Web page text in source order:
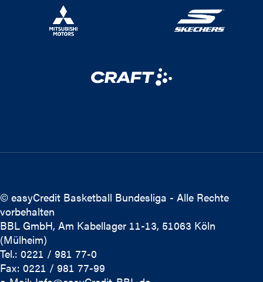
© easyCredit Basketball Bundesliga - Alle Rechte
vorbehalten
BBL GmbH, Am Kabellager 11-13, 51063 Köln
(Mülheim)
Tel.: 0221 / 981 77-0
Fax: 0221 / 981 77-99